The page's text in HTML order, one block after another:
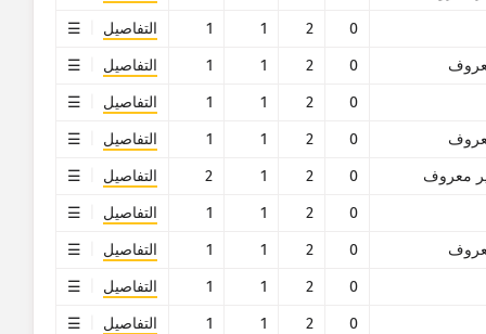
0
2
1
1
التفاصيل
0
2
1
1
التفاصيل
0
2
1
1
التفاصيل
0
2
1
1
التفاصيل
معروف
0
2
1
2
التفاصيل
0
2
1
1
التفاصيل
0
2
1
1
التفاصيل
0
2
1
1
التفاصيل
0
2
1
1
التفاصيل